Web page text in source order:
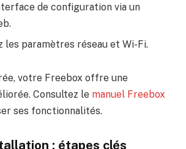
de configuration via un
les paramètres réseau et Wi-Fi.
votre Freebox offre une
Consultez le manuel Freebox
ses fonctionnalités.
: étapes clés